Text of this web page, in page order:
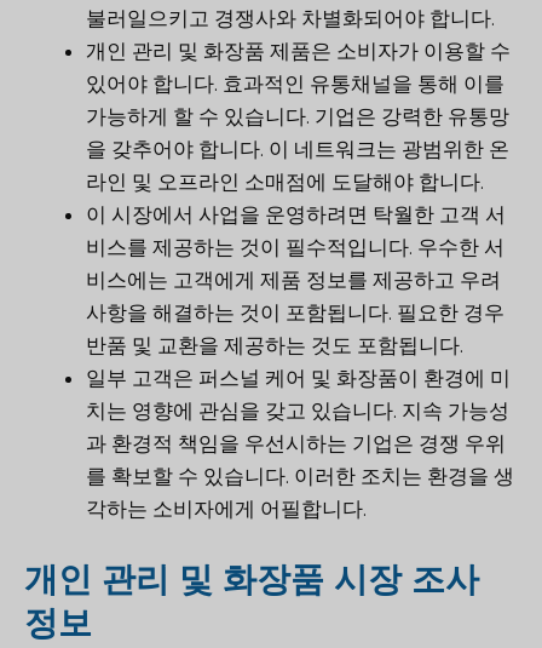
불러일으키고 경쟁사와 차별화되어야 합니다.
개인 관리 및 화장품 제품은 소비자가 이용할 수
있어야 합니다. 효과적인 유통채널을 통해 이를
가능하게 할 수 있습니다. 기업은 강력한 유통망
을 갖추어야 합니다. 이 네트워크는 광범위한 온
라인 및 오프라인 소매점에 도달해야 합니다.
이 시장에서 사업을 운영하려면 탁월한 고객 서
비스를 제공하는 것이 필수적입니다. 우수한 서
비스에는 고객에게 제품 정보를 제공하고 우려
사항을 해결하는 것이 포함됩니다. 필요한 경우
반품 및 교환을 제공하는 것도 포함됩니다.
일부 고객은 퍼스널 케어 및 화장품이 환경에 미
치는 영향에 관심을 갖고 있습니다. 지속 가능성
과 환경적 책임을 우선시하는 기업은 경쟁 우위
를 확보할 수 있습니다. 이러한 조치는 환경을 생
각하는 소비자에게 어필합니다.
개인 관리 및 화장품 시장 조사
정보